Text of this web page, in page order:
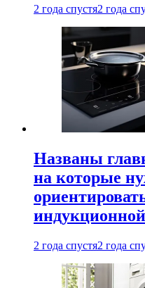
2 года спустя2 года
Названы
на которые
2 года спустя2 года